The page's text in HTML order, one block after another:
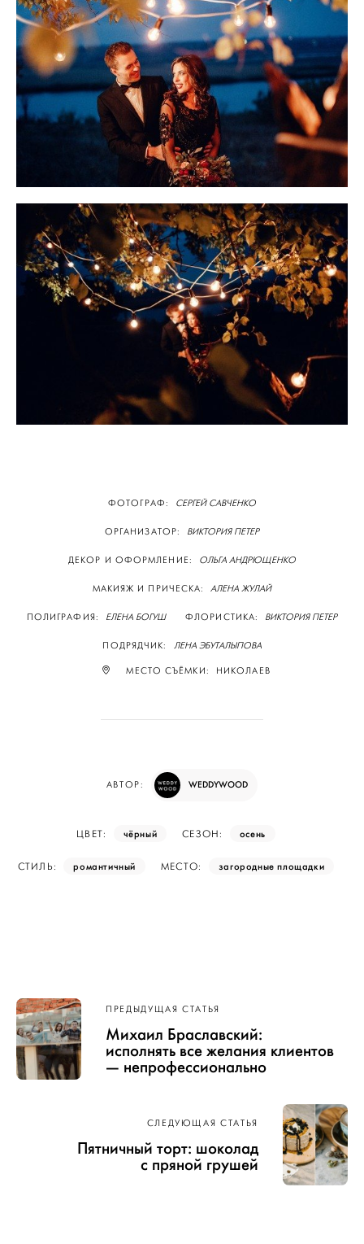
ФОТОГРАФ: СЕРГЕЙ САВЧЕНКО
ОРГАНИЗАТОР: ВИКТОРИЯ ПЕТЕР
ДЕКОР И ОФОРМЛЕНИЕ: ОЛЬГА АНДРЮЩЕНКО
МАКИЯЖ И ПРИЧЕСКА: АЛЕНА ЖУЛАЙ
ПОЛИГРАФИЯ: ЕЛЕНА БОГУШ ФЛОРИСТИКА: ВИКТОРИЯ ПЕТЕР
ПОДРЯДЧИК: ЛЕНА ЭБУТАЛЫПОВА
МЕСТО СЪЁМКИ: НИКОЛАЕВ
АВТОР: WEDDYWOOD
ЦВЕТ: чёрный СЕЗОН: осень
СТИЛЬ: романтичный МЕСТО: загородные площадки
Навигация
по записям
ПРЕДЫДУЩАЯ СТАТЬЯ
Михаил Браславский:
исполнять все желания клиентов
— непрофессионально
СЛЕДУЮЩАЯ СТАТЬЯ
Пятничный торт: шоколад
с пряной грушей